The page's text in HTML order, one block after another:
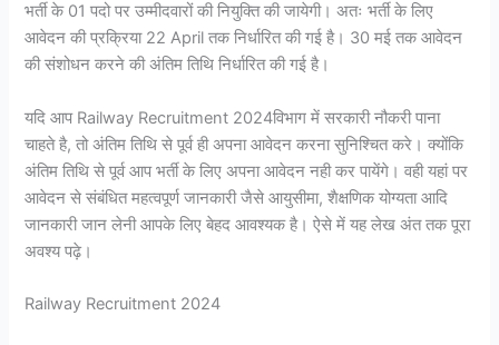
भर्ती के 01 पदो पर उम्मीदवारों की नियुक्ति की जायेगी। अतः भर्ती के लिए
आवेदन की प्रक्रिया 22 April तक निर्धारित की गई है। 30 मई तक आवेदन
की संशोधन करने की अंतिम तिथि निर्धारित की गई है।
यदि आप Railway Recruitment 2024विभाग में सरकारी नौकरी पाना
चाहते है, तो अंतिम तिथि से पूर्व ही अपना आवेदन करना सुनिश्चित करे। क्योंकि
अंतिम तिथि से पूर्व आप भर्ती के लिए अपना आवेदन नही कर पायेंगे। वही यहां पर
आवेदन से संबंधित महत्वपूर्ण जानकारी जैसे आयुसीमा, शैक्षणिक योग्यता आदि
जानकारी जान लेनी आपके लिए बेहद आवश्यक है। ऐसे में यह लेख अंत तक पूरा
अवश्य पढ़े।
Railway Recruitment 2024